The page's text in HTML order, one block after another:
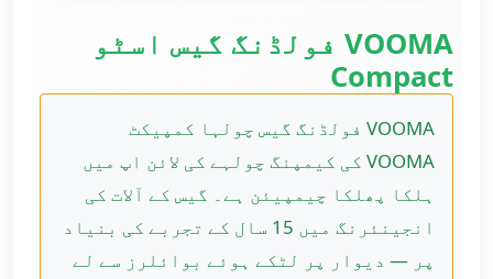
VOOMA فولڈنگ گیس اسٹو
Compact
VOOMA فولڈنگ گیس چولہا کمپیکٹ
VOOMA کی کیمپنگ چولہے کی لائن اپ میں
ہلکا پھلکا چیمپیئن ہے۔ گیس کے آلات کی
انجینئرنگ میں 15 سال کے تجربے کی بنیاد
پر — دیوار پر لٹکے ہوئے بوائلرز سے لے